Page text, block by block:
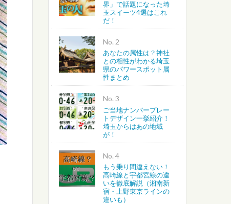
上尾・桶川・北本・鴻巣・
蓮田・白岡・久喜・幸手・南
界」で話題になった埼
玉スイーツ4選はこれ
だ！
No.
あなたの属性は？神社
との相性がわかる埼玉
県のパワースポット属
性まとめ
No.
ご当地ナンバープレー
トデザイン一挙紹介！
埼玉からはあの地域
が！
No.
もう乗り間違えない！
高崎線と宇都宮線の違
いを徹底解説（湘南新
宿・上野東京ラインの
違いも）